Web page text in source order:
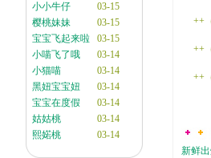
小小牛仔
03-15
樱桃妹妹
03-15
宝宝飞起来啦
03-15
小喵飞了哦
03-14
小猫喵
03-14
黑妞宝宝妞
03-14
宝宝在度假
03-14
姑姑桃
03-14
熙婼桃
03-14
++
++
++
新鲜